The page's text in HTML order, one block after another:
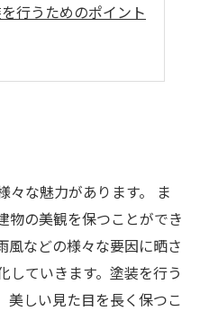
行うためのポイント
々な魅力があります。 ま
物の美観を保つことができ
風などの様々な要因に晒さ
していきます。塗装を行う
美しい見た目を長く保つこ